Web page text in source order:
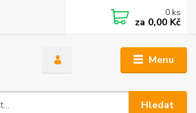
Menu
Hledat
0 ks
za 0,00 Kč